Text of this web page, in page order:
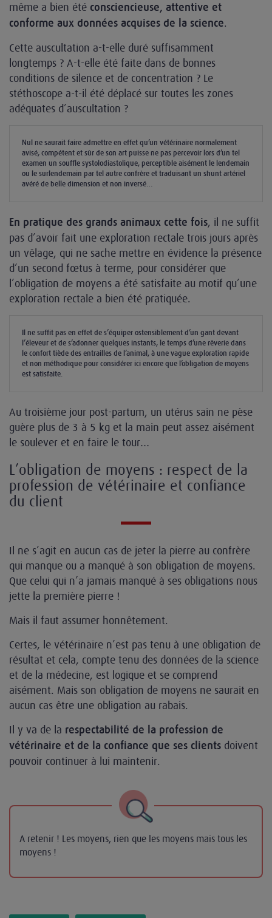
même a bien été consciencieuse, attentive et
conforme aux données acquises de la science.
Cette auscultation a-t-elle duré suffisamment
longtemps ? A-t-elle été faite dans de bonnes
conditions de silence et de concentration ? Le
stéthoscope a-t-il été déplacé sur toutes les zones
adéquates d’auscultation ?
Nul ne saurait faire admettre en effet qu’un vétérinaire normalement
avisé, compétent et sûr de son art puisse ne pas percevoir lors d’un tel
examen un souffle systolodiastolique, perceptible aisément le lendemain
ou le surlendemain par tel autre confrère et traduisant un shunt artériel
avéré de belle dimension et non inversé…
En pratique des grands animaux cette fois, il ne suffit
pas d’avoir fait une exploration rectale trois jours après
un vêlage, qui ne sache mettre en évidence la présence
d’un second fœtus à terme, pour considérer que
l’obligation de moyens a été satisfaite au motif qu’une
exploration rectale a bien été pratiquée.
Il ne suffit pas en effet de s’équiper ostensiblement d’un gant devant
l’éleveur et de s’adonner quelques instants, le temps d’une rêverie dans
le confort tiède des entrailles de l’animal, à une vague exploration rapide
et non méthodique pour considérer ici encore que l’obligation de moyens
est satisfaite.
Au troisième jour post-partum, un utérus sain ne pèse
guère plus de 3 à 5 kg et la main peut assez aisément
le soulever et en faire le tour…
L’obligation de moyens : respect de la
profession de vétérinaire et confiance
du client
Il ne s’agit en aucun cas de jeter la pierre au confrère
qui manque ou a manqué à son obligation de moyens.
Que celui qui n’a jamais manqué à ses obligations nous
jette la première pierre !
Mais il faut assumer honnêtement.
Certes, le vétérinaire n’est pas tenu à une obligation de
résultat et cela, compte tenu des données de la science
et de la médecine, est logique et se comprend
aisément. Mais son obligation de moyens ne saurait en
aucun cas être une obligation au rabais.
Il y va de la respectabilité de la profession de
vétérinaire et de la confiance que ses clients doivent
pouvoir continuer à lui maintenir.
A retenir ! Les moyens, rien que les moyens mais tous les
moyens !